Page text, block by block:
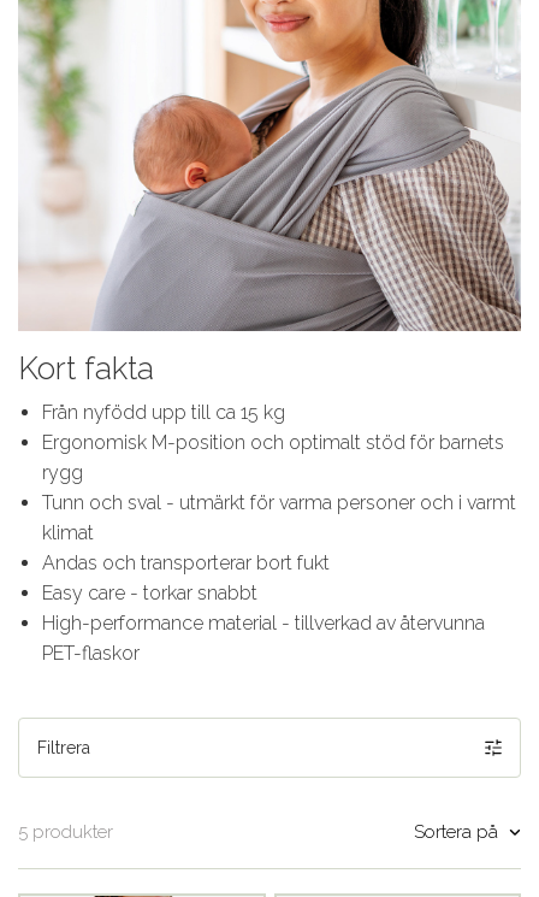
Kort fakta
Från nyfödd upp till ca 15 kg
Ergonomisk M-position och optimalt stöd för barnets
rygg
Tunn och sval - utmärkt för varma personer och i varmt
klimat
Andas och transporterar bort fukt
Easy care - torkar snabbt
High-performance material - tillverkad av återvunna
PET-flaskor
Filtrera
5 produkter Sortera på